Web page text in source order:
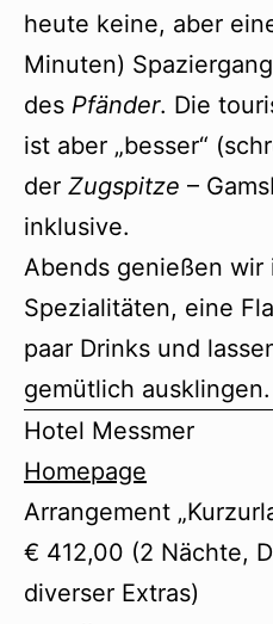
heute keine, aber
Minuten)
des Pfänder. Die
ist aber „besser“
der Zugspitze –
inklusive.
Abends genießen wir
Spezialitäten, eine
paar Drinks und
gemütlich ausklingen.
Hotel Messmer
Homepage
Arrangement
€ 412,00 (2 Nächte,
diverser Extras)